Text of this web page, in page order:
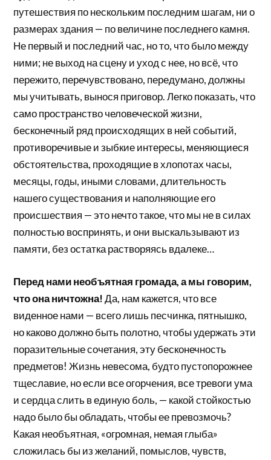
путешествия по нескольким последним шагам, ни о
размерах здания — по величине последнего камня.
Не первый и последний час, но то, что было между
ними; не выход на сцену и уход с нее, но всё, что
пережито, перечувствовано, передумано, должны
мы учитывать, вынося приговор. Легко показать, что
само пространство человеческой жизни,
бесконечный ряд происходящих в ней событий,
противоречивые и зыбкие интересы, меняющиеся
обстоятельства, проходящие в хлопотах часы,
месяцы, годы, иными словами, длительность
нашего существования и наполняющие его
происшествия — это нечто такое, что мы не в силах
полностью воспринять, и они выскальзывают из
памяти, без остатка растворяясь вдалеке…
Перед нами необъятная громада, а мы говорим,
что она ничтожна!Да, нам кажется, что все
виденное нами — всего лишь песчинка, пятнышко,
но каково должно быть полотно, чтобы удержать эти
поразительные сочетания, эту бесконечность
предметов! Жизнь невесома, будто пустопорожнее
тщеславие, но если все огорчения, все тревоги ума
и сердца слить в единую боль, — какой стойкостью
надо было бы обладать, чтобы ее превозмочь?
Какая необъятная, «огромная, немая глыба»
сложилась бы из желаний, помыслов, чувств,